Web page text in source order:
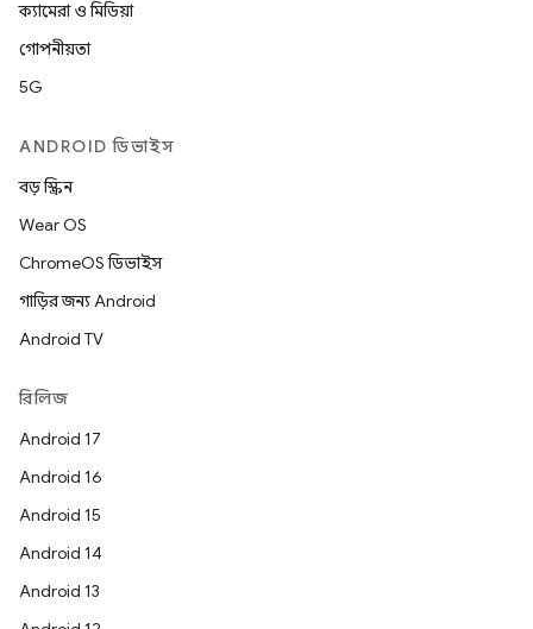
ক্যামেরা ও মিডিয়া
গোপনীয়তা
5G
ANDROID ডিভাইস
বড় স্ক্রিন
Wear OS
ChromeOS ডিভাইস
গাড়ির জন্য Android
Android TV
রিলিজ
Android 17
Android 16
Android 15
Android 14
Android 13